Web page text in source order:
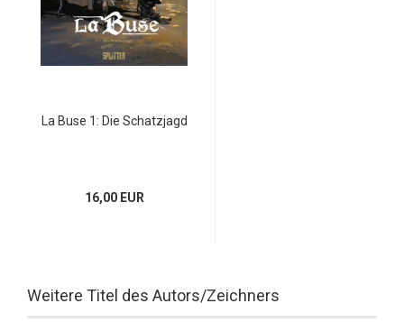
La Buse 1: Die Schatzjagd
16,00 EUR
Weitere Titel des Autors/Zeichners